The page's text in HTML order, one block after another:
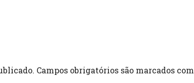
Campos obrigatórios são marcados com